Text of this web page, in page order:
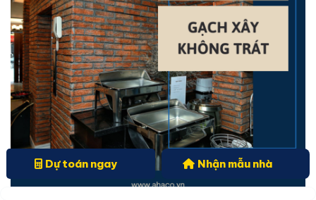
Dự toán ngay Nhận mẫu nhà